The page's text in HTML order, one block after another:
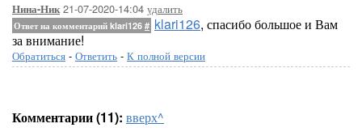
Нина-Ник21-07-2020-14:04 удалить
Ответ на комментарий klari126 # klari126, спасибо большое и Вам
за внимание!
Обратиться - Ответить - К полной версии
Комментарии (11): вверх^